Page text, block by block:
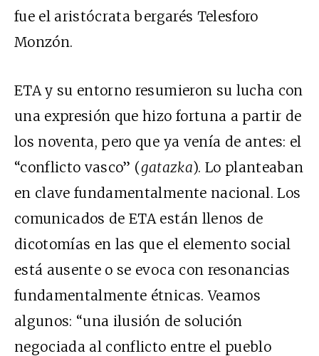
fue el aristócrata bergarés Telesforo
Monzón.
ETA y su entorno resumieron su lucha con
una expresión que hizo fortuna a partir de
los noventa, pero que ya venía de antes: el
“conflicto vasco” (gatazka). Lo planteaban
en clave fundamentalmente nacional. Los
comunicados de ETA están llenos de
dicotomías en las que el elemento social
está ausente o se evoca con resonancias
fundamentalmente étnicas. Veamos
algunos: “una ilusión de solución
negociada al conflicto entre el pueblo